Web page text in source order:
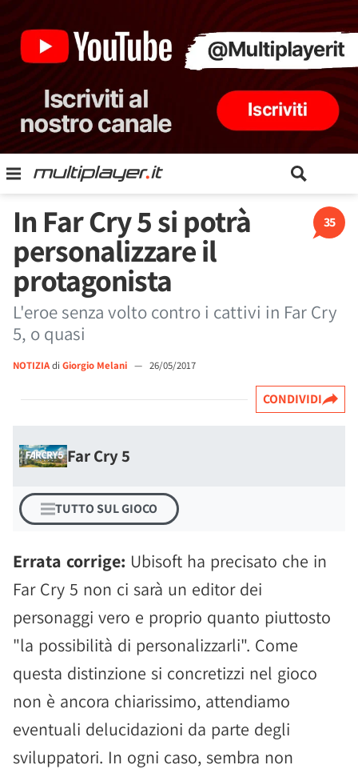
35
In Far Cry 5 si potrà
personalizzare il
protagonista
L'eroe senza volto contro i cattivi in Far Cry
5, o quasi
NOTIZIAdi Giorgio Melani — 26/05/2017
CONDIVIDI
Far Cry 5
TUTTO SUL GIOCO
Errata corrige: Ubisoft ha precisato che in
Far Cry 5 non ci sarà un editor dei
personaggi vero e proprio quanto piuttosto
"la possibilità di personalizzarli". Come
questa distinzione si concretizzi nel gioco
non è ancora chiarissimo, attendiamo
eventuali delucidazioni da parte degli
sviluppatori. In ogni caso, sembra non